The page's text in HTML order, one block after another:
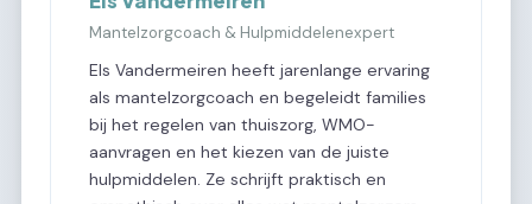
Mantelzorgcoach & Hulpmiddelenexpert
Els Vandermeiren heeft jarenlange ervaring
als mantelzorgcoach en begeleidt families
bij het regelen van thuiszorg, WMO-
aanvragen en het kiezen van de juiste
hulpmiddelen. Ze schrijft praktisch en